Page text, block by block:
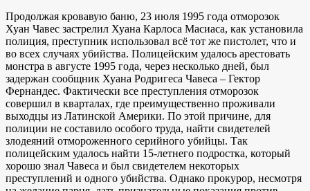
Продолжая кровавую баню, 23 июля 1995 года отморозок
Хуан Чавес застрелил Хуана Карлоса Масиаса, как установила
полиция, преступник использовал всё тот же пистолет, что и
во всех случаях убийства. Полицейским удалось арестовать
монстра в августе 1995 года, через несколько дней, был
задержан сообщник Хуана Родригеса Чавеса – Гектор
Фернандес. Фактически все преступления отморозок
совершил в кварталах, где преимущественно проживали
выходцы из Латинской Америки. По этой причине, для
полиции не составило особого труда, найти свидетелей
злодеяний отмороженного серийного убийцы. Так
полицейским удалось найти 15-летнего подростка, который
хорошо знал Чавеса и был свидетелем некоторых
преступлений и одного убийства. Однако прокурор, несмотря